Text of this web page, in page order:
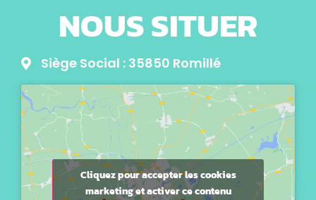
NOUS SITUER
Siège Social : 35850 Romillé
Cliquez pour accepter les cookies
marketing et activer ce contenu